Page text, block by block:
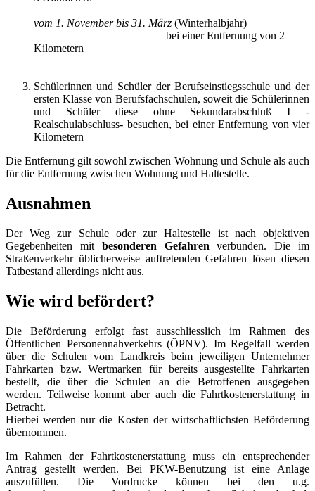
vom 1. November bis 31. März (Winterhalbjahr)
bei einer Entfernung von 2
Kilometern
Schülerinnen und Schüler der Berufseinstiegsschule und der
ersten Klasse von Berufsfachschulen, soweit die Schülerinnen
und Schüler diese ohne Sekundarabschluß I -
Realschulabschluss- besuchen, bei einer Entfernung von vier
Kilometern
Die Entfernung gilt sowohl zwischen Wohnung und Schule als auch
für die Entfernung zwischen Wohnung und Haltestelle.
Ausnahmen
Der Weg zur Schule oder zur Haltestelle ist nach objektiven
Gegebenheiten mit besonderen Gefahrenverbunden. Die im
Straßenverkehr üblicherweise auftretenden Gefahren lösen diesen
Tatbestand allerdings nicht aus.
Wie wird befördert?
Die Beförderung erfolgt fast ausschliesslich im Rahmen des
Öffentlichen Personennahverkehrs (ÖPNV). Im Regelfall werden
über die Schulen vom Landkreis beim jeweiligen Unternehmer
Fahrkarten bzw. Wertmarken für bereits ausgestellte Fahrkarten
bestellt, die über die Schulen an die Betroffenen ausgegeben
werden. Teilweise kommt aber auch die Fahrtkostenerstattung in
Betracht.
Hierbei werden nur die Kosten der wirtschaftlichsten Beförderung
übernommen.
Im Rahmen der Fahrtkostenerstattung muss ein entsprechender
Antrag gestellt werden. Bei PKW-Benutzung ist eine Anlage
auszufüllen. Die Vordrucke können bei den u.g.